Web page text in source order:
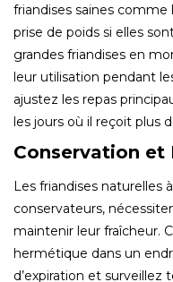
friandises saines
prise de poids si elles
grandes friandises en
leur utilisation pendant
ajustez les repas
les jours où il reçoit plus
Conservation et
Les friandises naturelles
conservateurs,
maintenir leur fraîcheur.
hermétique dans un
d’expiration et